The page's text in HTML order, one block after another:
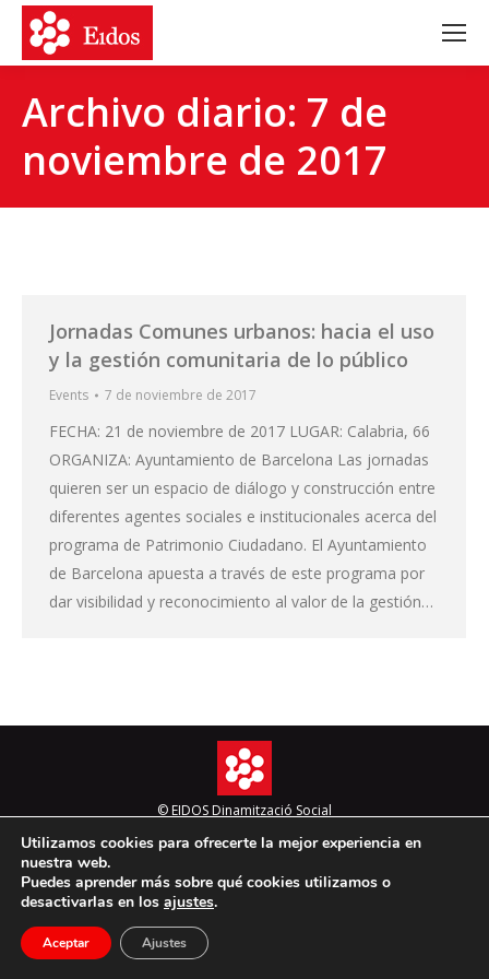
Archivo diario: 7 de
noviembre de 2017
Jornadas Comunes urbanos: hacia el uso
y la gestión comunitaria de lo público
Events 7 de noviembre de 2017
FECHA: 21 de noviembre de 2017 LUGAR: Calabria, 66
ORGANIZA: Ayuntamiento de Barcelona Las jornadas
quieren ser un espacio de diálogo y construcción entre
diferentes agentes sociales e institucionales acerca del
programa de Patrimonio Ciudadano. El Ayuntamiento
de Barcelona apuesta a través de este programa por
dar visibilidad y reconocimiento al valor de la gestión…
© EIDOS Dinamització Social
Aviso legal
Utilizamos cookies para ofrecerte la mejor experiencia en
nuestra web.
Puedes aprender más sobre qué cookies utilizamos o
desactivarlas en los ajustes.
Aceptar Ajustes